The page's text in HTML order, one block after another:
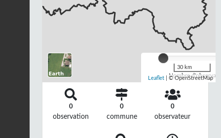
Nombre
30 km
Leaflet | © OpenStreetMap
0
observation
0
commune
0
observateur